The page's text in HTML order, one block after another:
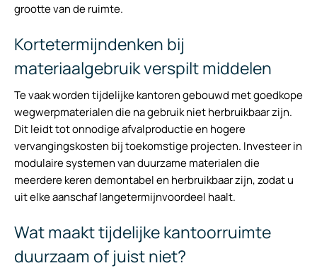
grootte van de ruimte.
Kortetermijndenken bij
materiaalgebruik verspilt middelen
Te vaak worden tijdelijke kantoren gebouwd met goedkope
wegwerpmaterialen die na gebruik niet herbruikbaar zijn.
Dit leidt tot onnodige afvalproductie en hogere
vervangingskosten bij toekomstige projecten. Investeer in
modulaire systemen van duurzame materialen die
meerdere keren demontabel en herbruikbaar zijn, zodat u
uit elke aanschaf langetermijnvoordeel haalt.
Wat maakt tijdelijke kantoorruimte
duurzaam of juist niet?